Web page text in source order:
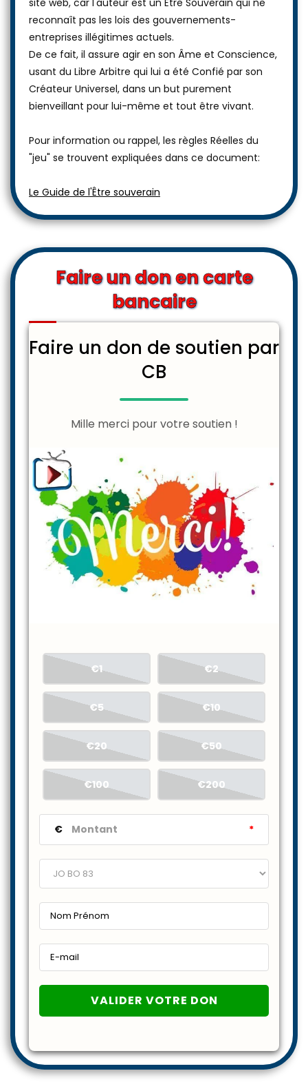
site web, car l'auteur est un Être Souverain qui ne
reconnaît pas les lois des gouvernements-
entreprises illégitimes actuels.
De ce fait, il assure agir en son Âme et Conscience,
usant du Libre Arbitre qui lui a été Confié par son
Créateur Universel, dans un but purement
bienveillant pour lui-même et tout être vivant.
Pour information ou rappel, les règles Réelles du
"jeu" se trouvent expliquées dans ce document:
Le Guide de l'Être souverain
Faire un don en carte
bancaire
Faire un don de soutien par
CB
Mille merci pour votre soutien !
€1 €2
€5 €10
€20 €50
€100 €200
€ *